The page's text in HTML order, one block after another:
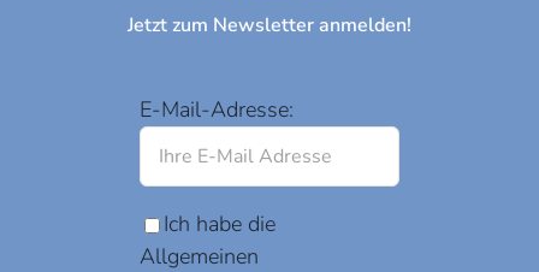
Jetzt zum Newsletter anmelden!
E-Mail-Adresse:
Ich habe die
Allgemeinen